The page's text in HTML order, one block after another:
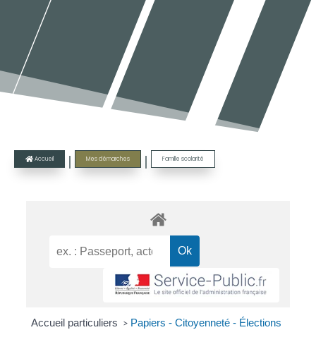
 Accueil | Mes démarches | Famille scolarité
Accueil particuliers > Papiers - Citoyenneté - Élections